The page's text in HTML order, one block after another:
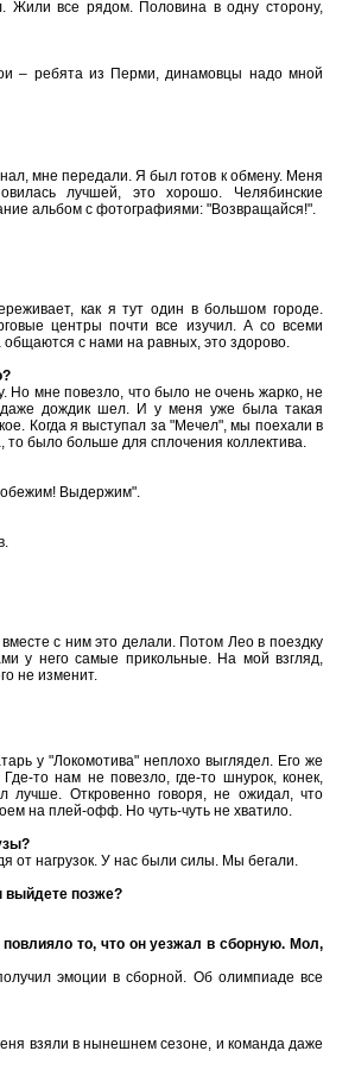
Жили все рядом. Половина в одну сторону,
– ребята из Перми, динамовцы надо мной
мне передали. Я был готов к обмену. Меня
лучшей, это хорошо. Челябинские
альбом с фотографиями: "Возвращайся!".
как я тут один в большом городе.
центры почти все изучил. А со всеми
с нами на равных, это здорово.
Но мне повезло, что было не очень жарко, не
даже дождик шел. И у меня уже была такая
Когда я выступал за "Мечел", мы поехали в
было больше для сплочения коллектива.
Выдержим".
с ним это делали. Потом Лео в поездку
у него самые прикольные. На мой взгляд,
не изменит.
у "Локомотива" неплохо выглядел. Его же
то нам не повезло, где-то шнурок, конек,
лучше. Откровенно говоря, не ожидал, что
на плей-офф. Но чуть-чуть не хватило.
от нагрузок. У нас были силы. Мы бегали.
выйдете позже?
то, что он уезжал в сборную. Мол,
эмоции в сборной. Об олимпиаде все
взяли в нынешнем сезоне, и команда даже